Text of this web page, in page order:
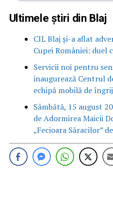
Ultimele știri din Blaj
CIL Blaj și-a aflat
Cupei României: duel
Servicii noi pentru
inaugurează Centrul
echipă mobilă de
Sâmbătă, 15 august
de Adormirea Maicii
„Fecioara Săracilor”